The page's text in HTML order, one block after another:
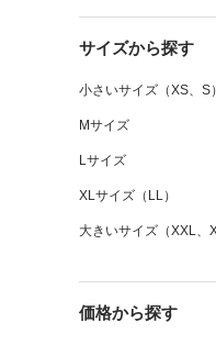
サイズから探す
小さいサイズ（XS、S）
Mサイズ
Lサイズ
XLサイズ（LL）
大きいサイズ（XXL、
価格から探す